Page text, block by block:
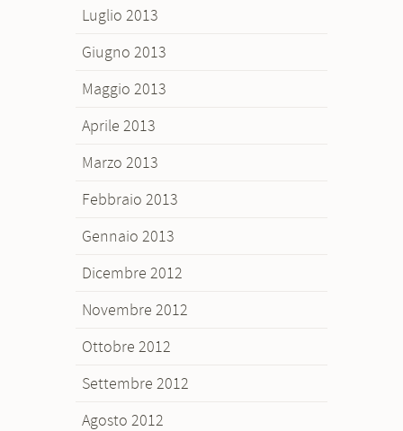
Luglio 2013
Giugno 2013
Maggio 2013
Aprile 2013
Marzo 2013
Febbraio 2013
Gennaio 2013
Dicembre 2012
Novembre 2012
Ottobre 2012
Settembre 2012
Agosto 2012